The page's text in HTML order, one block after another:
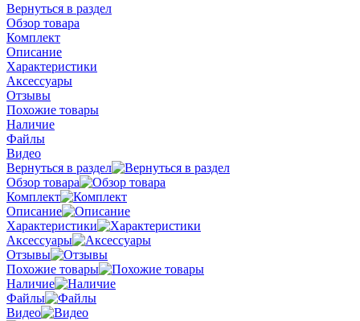
Вернуться в раздел
Обзор товара
Комплект
Описание
Характеристики
Аксессуары
Отзывы
Похожие товары
Наличие
Файлы
Видео
Вернуться в раздел
Обзор товара
Комплект
Описание
Характеристики
Аксессуары
Отзывы
Похожие товары
Наличие
Файлы
Видео